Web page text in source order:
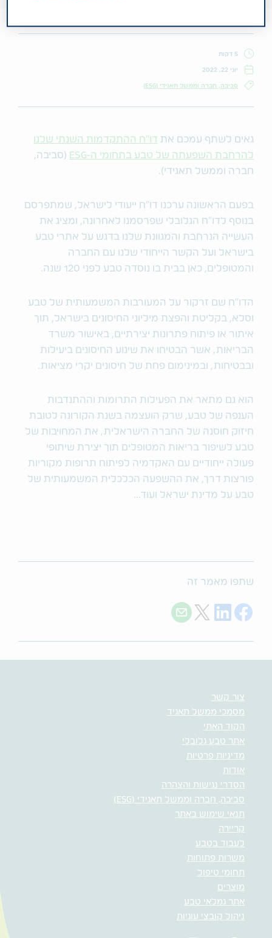
5 דקות
יוני 22, 2022
סביבה, חברה וממשל תאגידי (ESG)
גאים לשתף עמכם את דו"ח ההתקדמות השנתי שלנו
להרחבת השפעתה של טבע בתחומי ה-ESG
(סביבה,
חברה וממשל תאגידי).
בפעם הראשונה ערכנו דו"ח ייעודי לישראל, שמתפרסם
בנוסף לדו"ח הגלובלי שפרסמנו לאחרונה, ומציג את
העשייה הנרחבת והמגוונת שלנו בדגש על אתרי טבע
בישראל ועל הקשר הייחודי שלנו עם החברה
והמטופלים, כאן בבית בו נוסדה טבע לפני 120 שנה.
הדו"ח שם זרקור על המעורבות המשמעותית של טבע
וסלא, בקליטת והפצת מיליוני החיסונים בישראל, תוך
איתור או פיתוח פתרונות יצירתיים, באישור משרד
הבריאות, אשר הבטיחו את שינוע החיסונים ביעילות
ובבטיחות, ובמינימום פחת של חיסונים יקרי מציאות.
הוא גם מתאר את הפעילות התרומות וההתנדבות
הענפה של טבע, שרק הועצמה בשנת הקורונה לטובת
חיזוק חוסנה של החברה הישראלית, את המחויבות של
טבע לשיפור בריאות המטופלים תוך יצירת שיתופי
פעולה ייחודיים עם האקדמיה לפיתוח תרופות מקוריות
פורצות דרך, את ההשפעה הכלכלית המשמעותית של
טבע על מדינת ישראל ועוד...
שתפו מאמר זה
Share on Facebook
Share on LinkedIn
Share on Twitter
Share with E-mail
צור קשר
מסמכי ממשל תאגיד
הקוד האתי
אתר טבע גלובלי
מדיניות פרטיות
אודות
הסדרי נגישות והצהרה
סביבה, חברה וממשל תאגידי (ESG)
תנאי שימוש באתר
קריירה
לעבוד בטבע
משרות פתוחות
תחומי טיפול
מוצרים
אתר גמלאי טבע
ניהול קובצי עוגיות